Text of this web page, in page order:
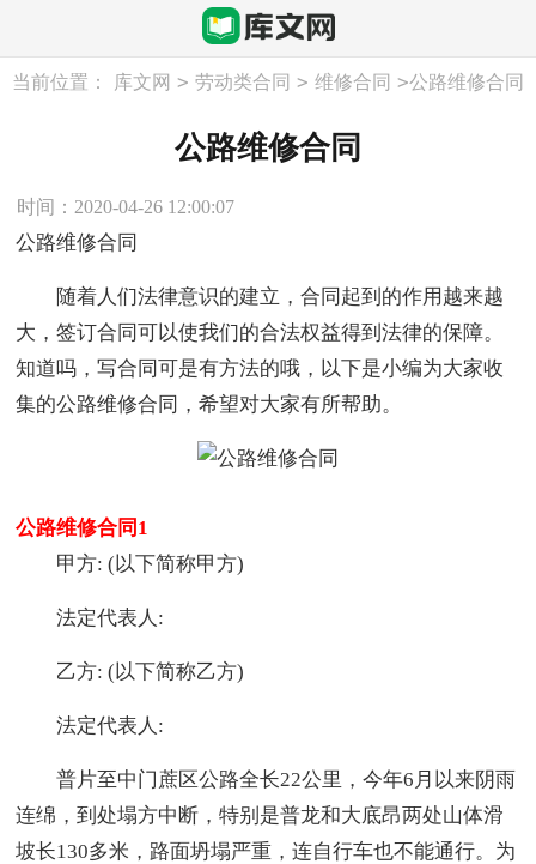
当前位置： 库文网 > 劳动类合同 > 维修合同 >公路维修合同
公路维修合同
时间：2020-04-26 12:00:07
公路维修合同
随着人们法律意识的建立，合同起到的作用越来越
大，签订合同可以使我们的合法权益得到法律的保障。
知道吗，写合同可是有方法的哦，以下是小编为大家收
集的公路维修合同，希望对大家有所帮助。
公路维修合同1
甲方: (以下简称甲方)
法定代表人:
乙方: (以下简称乙方)
法定代表人:
普片至中门蔗区公路全长22公里，今年6月以来阴雨
连绵，到处塌方中断，特别是普龙和大底昂两处山体滑
坡长130多米，路面坍塌严重，连自行车也不能通行。为